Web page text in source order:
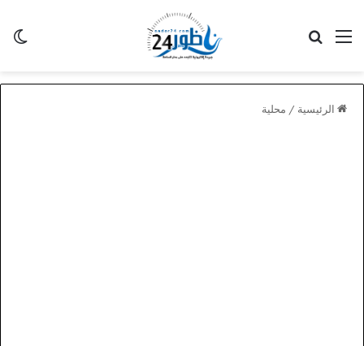
القائمة
الرئيسية / محلية